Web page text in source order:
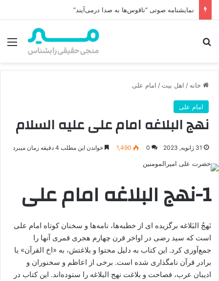
نمایشنامه صوتی “ناقوس‌ها به صدا در‌می‌آیند”
خانه / اهل بیت / امام علی
امام علی
نهج البلاغه امام علی علیه السلام
31 ژانویه, 2023 0
1,490 خواندن این مطلب 4 دقیقه زمان میبرد
1-نهج البلاغه امام علی
نَهجُ البَلاغه برگزیده ای از خطبه‌ها، نامه‌ها و سخنان کوتاه امام علی
است که سید رضی در اواخر قرن چهارم هجری قمری آنها را
جمع‌آوری کرد. این کتاب به دلیل محتوا و بلاغتش، به «اخ‌ القرآن» یا
برادر قرآن نامگذاری شده است. برخی از اعاظم و سخنوران و
ادیبان عرب، فصاحت و بلاغت نهج البلاغه را ستوده‌اند. این کتاب در